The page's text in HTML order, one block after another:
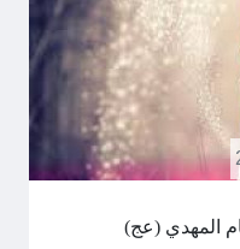
المهدي (عج)